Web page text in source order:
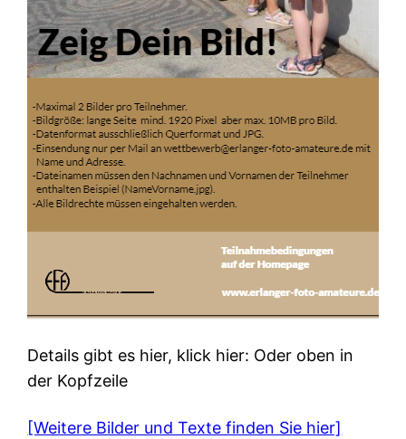
Details gibt es hier, klick hier: Oder oben in
der Kopfzeile
[Weitere Bilder und Texte finden Sie hier]